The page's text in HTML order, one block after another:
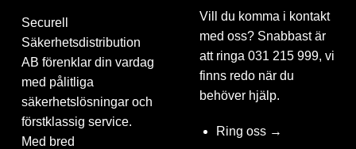
Securell
Säkerhetsdistribution
AB förenklar din vardag
med pålitliga
säkerhetslösningar och
förstklassig service.
Med bred
Vill du komma i kontakt
med oss? Snabbast är
att ringa 031 215 999, vi
finns redo när du
behöver hjälp.
Ring oss →